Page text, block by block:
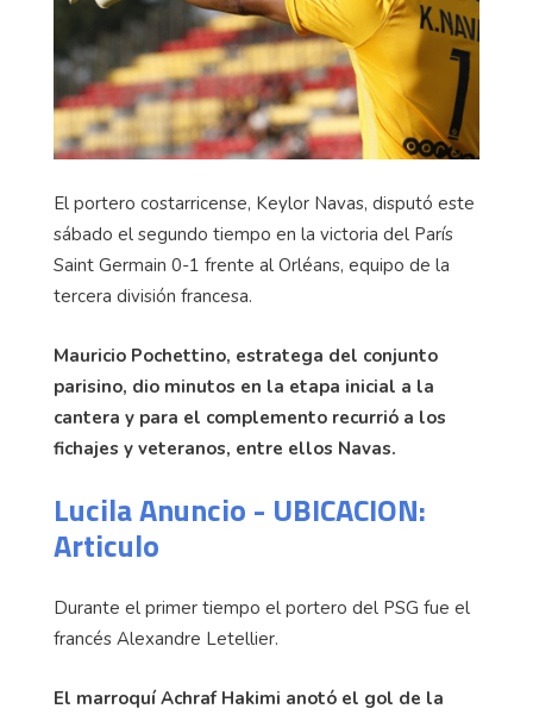
El portero costarricense, Keylor Navas, disputó este
sábado el segundo tiempo en la victoria del París
Saint Germain 0-1 frente al Orléans, equipo de la
tercera división francesa.
Mauricio Pochettino, estratega del conjunto
parisino, dio minutos en la etapa inicial a la
cantera y para el complemento recurrió a los
fichajes y veteranos, entre ellos Navas.
Lucila Anuncio - UBICACION:
Articulo
Durante el primer tiempo el portero del PSG fue el
francés Alexandre Letellier.
El marroquí Achraf Hakimi anotó el gol de la